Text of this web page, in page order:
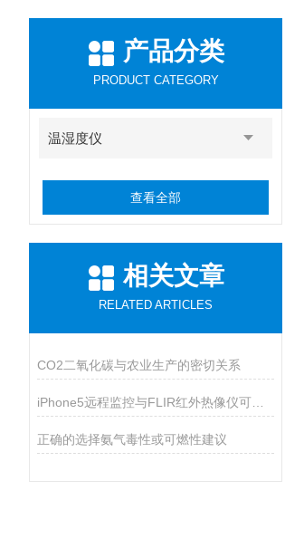
产品分类
PRODUCT CATEGORY
温湿度仪
查看全部
相关文章
RELATED ARTICLES
CO2二氧化碳与农业生产的密切关系
正确的选择氨气毒性或可燃性建议